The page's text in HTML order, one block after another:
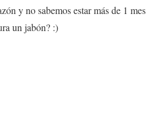
y no sabemos estar más de 1 mes
un jabón? :)